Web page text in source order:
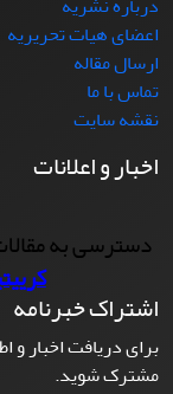
اعضای هیات تحریریه
ارسال مقاله
تماس با ما
نقشه سایت
اخبار و اعلانات
دسترسی به
اشتراک خبرنامه
برای دریافت اخبار و
مشترک شوید.